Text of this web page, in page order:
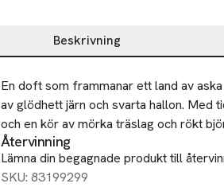
Beskrivning
Beskrivning
En doft som frammanar ett land av
av glödhett järn och svarta hallon. Med
och en kör av mörka träslag och rökt
Återvinning
Lämna din begagnade produkt till
SKU: 83199299